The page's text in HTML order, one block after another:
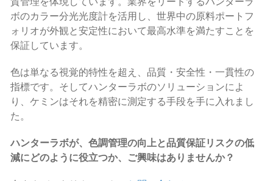
ボのカラー分光光度計を活用し、世界中の原料ポートフ
ォリオが外観と安定性において最高水準を満たすことを
保証しています。
色は単なる視覚的特性を超え、品質・安全性・一貫性の
指標です。そしてハンターラボのソリューションによ
り、ケミンはそれを精密に測定する手段を手に入れまし
た。
ハンターラボが、色調管理の向上と品質保証リスクの低
減にどのように役立つか、ご興味はありませんか？